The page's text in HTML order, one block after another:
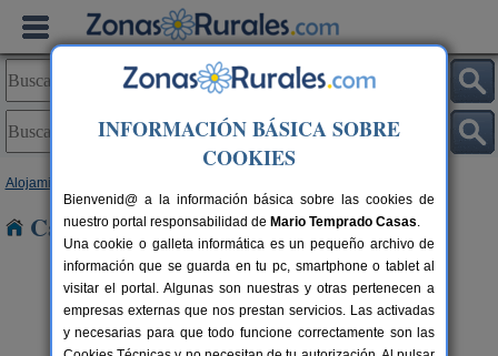
Alojamientos
Casas Rurales cerca de Xàtiva
INFORMACIÓN BÁSICA SOBRE
COOKIES
Bienvenid@ a la información básica sobre las cookies de
nuestro portal responsabilidad de Mario Temprado Casas.
Una cookie o galleta informática es un pequeño archivo de
información que se guarda en tu pc, smartphone o tablet al
visitar el portal. Algunas son nuestras y otras pertenecen a
empresas externas que nos prestan servicios. Las activadas
y necesarias para que todo funcione correctamente son las